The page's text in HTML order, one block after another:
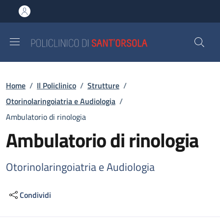
al contenuto principale
to footer content
Briciole di pane
Home / Il Policlinico / Strutture /
Otorinolaringoiatria e Audiologia /
Ambulatorio di rinologia
Ambulatorio di rinologia
Otorinolaringoiatria e Audiologia
Condividi